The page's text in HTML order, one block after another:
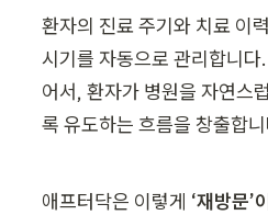
환자의 진료 주기와 치료 이
시기를 자동으로 관리합니
어서, 환자가 병원을 자연스
록 유도하는 흐름을 창출합
애프터닥은 이렇게 ‘재방문’